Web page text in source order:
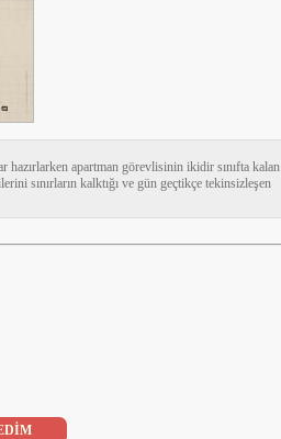
hazırlarken apartman görevlisinin ikidir sınıfta kalan
sınırların kalktığı ve gün geçtikçe tekinsizleşen